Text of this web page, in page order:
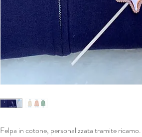
Felpa in cotone, personalizzata tramite ricamo.